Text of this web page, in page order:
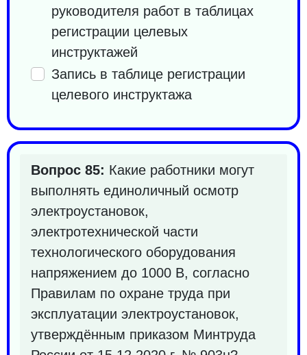
руководителя работ в таблицах
регистрации целевых
инструктажей
Запись в таблице регистрации
целевого инструктажа
Вопрос 85: Какие работники могут
выполнять единоличный осмотр
электроустановок,
электротехнической части
технологического оборудования
напряжением до 1000 В, согласно
Правилам по охране труда при
эксплуатации электроустановок,
утверждённым приказом Минтруда